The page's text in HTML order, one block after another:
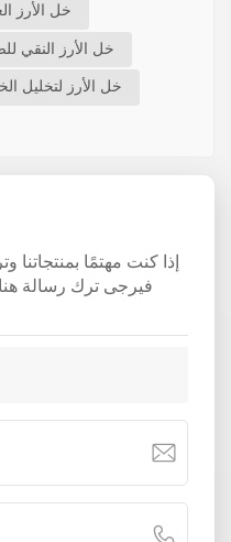
خل الأرز
خل الأرز النقي
خل الأرز لتخليل
إذا كنت مهتمًا بمنتجاتنا
فيرجى ترك رسالة